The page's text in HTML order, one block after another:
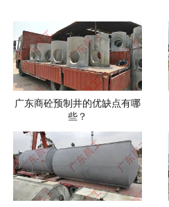
广东商砼预制井的优缺点有哪
些？